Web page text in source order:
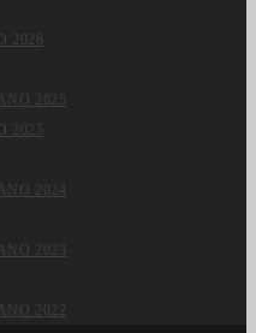
2026
2025
2025
2024
2023
2022